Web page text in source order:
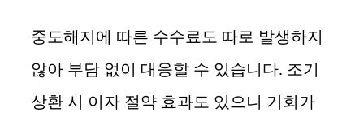
중도해지에 따른 수수료도 따로 발생하지
않아 부담 없이 대응할 수 있습니다. 조기
상환 시 이자 절약 효과도 있으니 기회가